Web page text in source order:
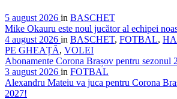
5 august 2026 in BASCHET
Mike Okauru este noul jucător al echipei
4 august 2026 in BASCHET, FOTBAL,
PE GHEAȚĂ, VOLEI
Abonamente Corona Brașov pentru sezonul
3 august 2026 in FOTBAL
Alexandru Mateiu va juca pentru Corona
2027!